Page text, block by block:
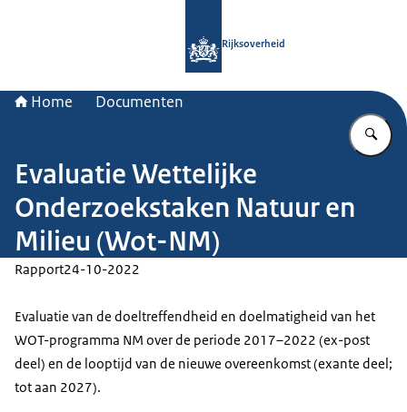
Rijksoverheid
Home Documenten
Evaluatie Wettelijke
Onderzoekstaken Natuur en
Milieu (Wot-NM)
Rapport24-10-2022
Evaluatie van de doeltreffendheid en doelmatigheid van het
WOT-programma NM over de periode 2017–2022 (ex-post
deel) en de looptijd van de nieuwe overeenkomst (exante deel;
tot aan 2027).